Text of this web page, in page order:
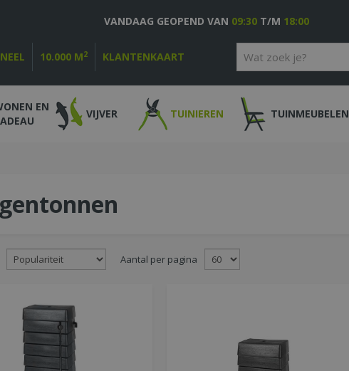
10.000 M2 KLANTENKAART
VANDAAG GEOPEND VAN 09:30 T/M 18:00
EN
VIJVER TUINIEREN TUINMEUBELEN
Aantal per pagina